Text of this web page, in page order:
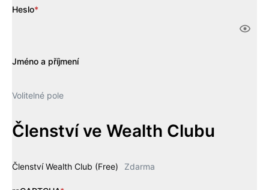
Heslo*
Jméno a příjmení
Volitelné pole
Členství ve Wealth Clubu
Členství Wealth Club (Free) Zdarma